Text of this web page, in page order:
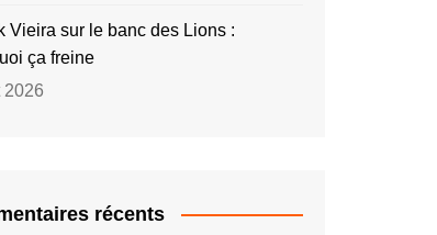
Vieira sur le banc des Lions :
ça freine
2026
récents